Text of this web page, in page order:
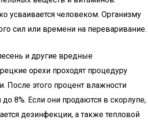
усваивается человеком. Организму
сил или времени на переваривание.
и другие вредные
орехи проходят процедуру
После этого процент влажности
8%. Если они продаются в скорлупе,
дезинфекции, а также тепловой